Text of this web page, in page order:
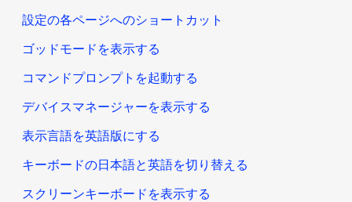
設定の各ページへのショートカット
ゴッドモードを表示する
コマンドプロンプトを起動する
デバイスマネージャーを表示する
表示言語を英語版にする
キーボードの日本語と英語を切り替える
スクリーンキーボードを表示する